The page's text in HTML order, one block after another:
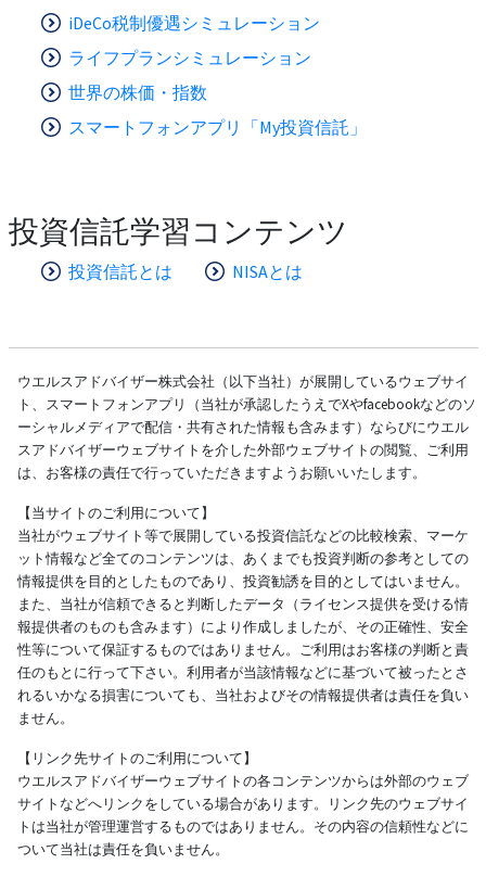
iDeCo税制優遇シミュレーション
ライフプランシミュレーション
世界の株価・指数
スマートフォンアプリ「My投資信託」
投資信託学習コンテンツ
投資信託とは NISAとは
ウエルスアドバイザー株式会社（以下当社）が展開しているウェブサイ
ト、スマートフォンアプリ（当社が承認したうえでXやfacebookなどのソ
ーシャルメディアで配信・共有された情報も含みます）ならびにウエル
スアドバイザーウェブサイトを介した外部ウェブサイトの閲覧、ご利用
は、お客様の責任で行っていただきますようお願いいたします。
【当サイトのご利用について】
当社がウェブサイト等で展開している投資信託などの比較検索、マーケ
ット情報など全てのコンテンツは、あくまでも投資判断の参考としての
情報提供を目的としたものであり、投資勧誘を目的としてはいません。
また、当社が信頼できると判断したデータ（ライセンス提供を受ける情
報提供者のものも含みます）により作成しましたが、その正確性、安全
性等について保証するものではありません。ご利用はお客様の判断と責
任のもとに行って下さい。利用者が当該情報などに基づいて被ったとさ
れるいかなる損害についても、当社およびその情報提供者は責任を負い
ません。
【リンク先サイトのご利用について】
ウエルスアドバイザーウェブサイトの各コンテンツからは外部のウェブ
サイトなどへリンクをしている場合があります。リンク先のウェブサイ
トは当社が管理運営するものではありません。その内容の信頼性などに
ついて当社は責任を負いません。